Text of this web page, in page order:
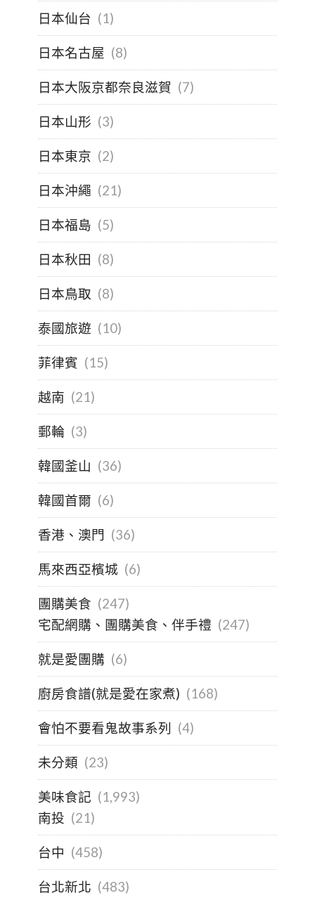
日本仙台 (1)
日本名古屋 (8)
日本大阪京都奈良滋賀 (7)
日本山形 (3)
日本東京 (2)
日本沖繩 (21)
日本福島 (5)
日本秋田 (8)
日本鳥取 (8)
泰國旅遊 (10)
菲律賓 (15)
越南 (21)
郵輪 (3)
韓國釜山 (36)
韓國首爾 (6)
香港、澳門 (36)
馬來西亞檳城 (6)
團購美食 (247)
宅配網購、團購美食、伴手禮 (247)
就是愛團購 (6)
廚房食譜(就是愛在家煮) (168)
會怕不要看鬼故事系列 (4)
未分類 (23)
美味食記 (1,993)
南投 (21)
台中 (458)
台北新北 (483)